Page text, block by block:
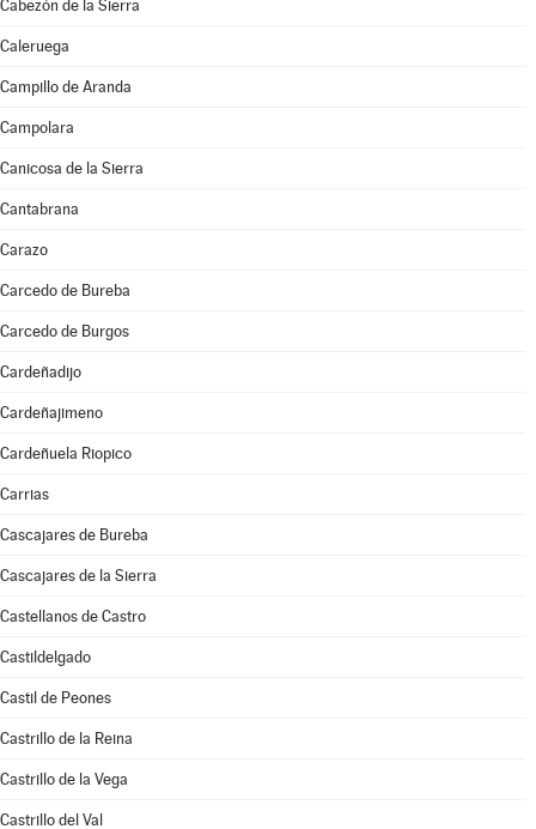
Cabezón de la Sierra
Caleruega
Campillo de Aranda
Campolara
Canicosa de la Sierra
Cantabrana
Carazo
Carcedo de Bureba
Carcedo de Burgos
Cardeñadijo
Cardeñajimeno
Cardeñuela Riopico
Carrias
Cascajares de Bureba
Cascajares de la Sierra
Castellanos de Castro
Castildelgado
Castil de Peones
Castrillo de la Reina
Castrillo de la Vega
Castrillo del Val